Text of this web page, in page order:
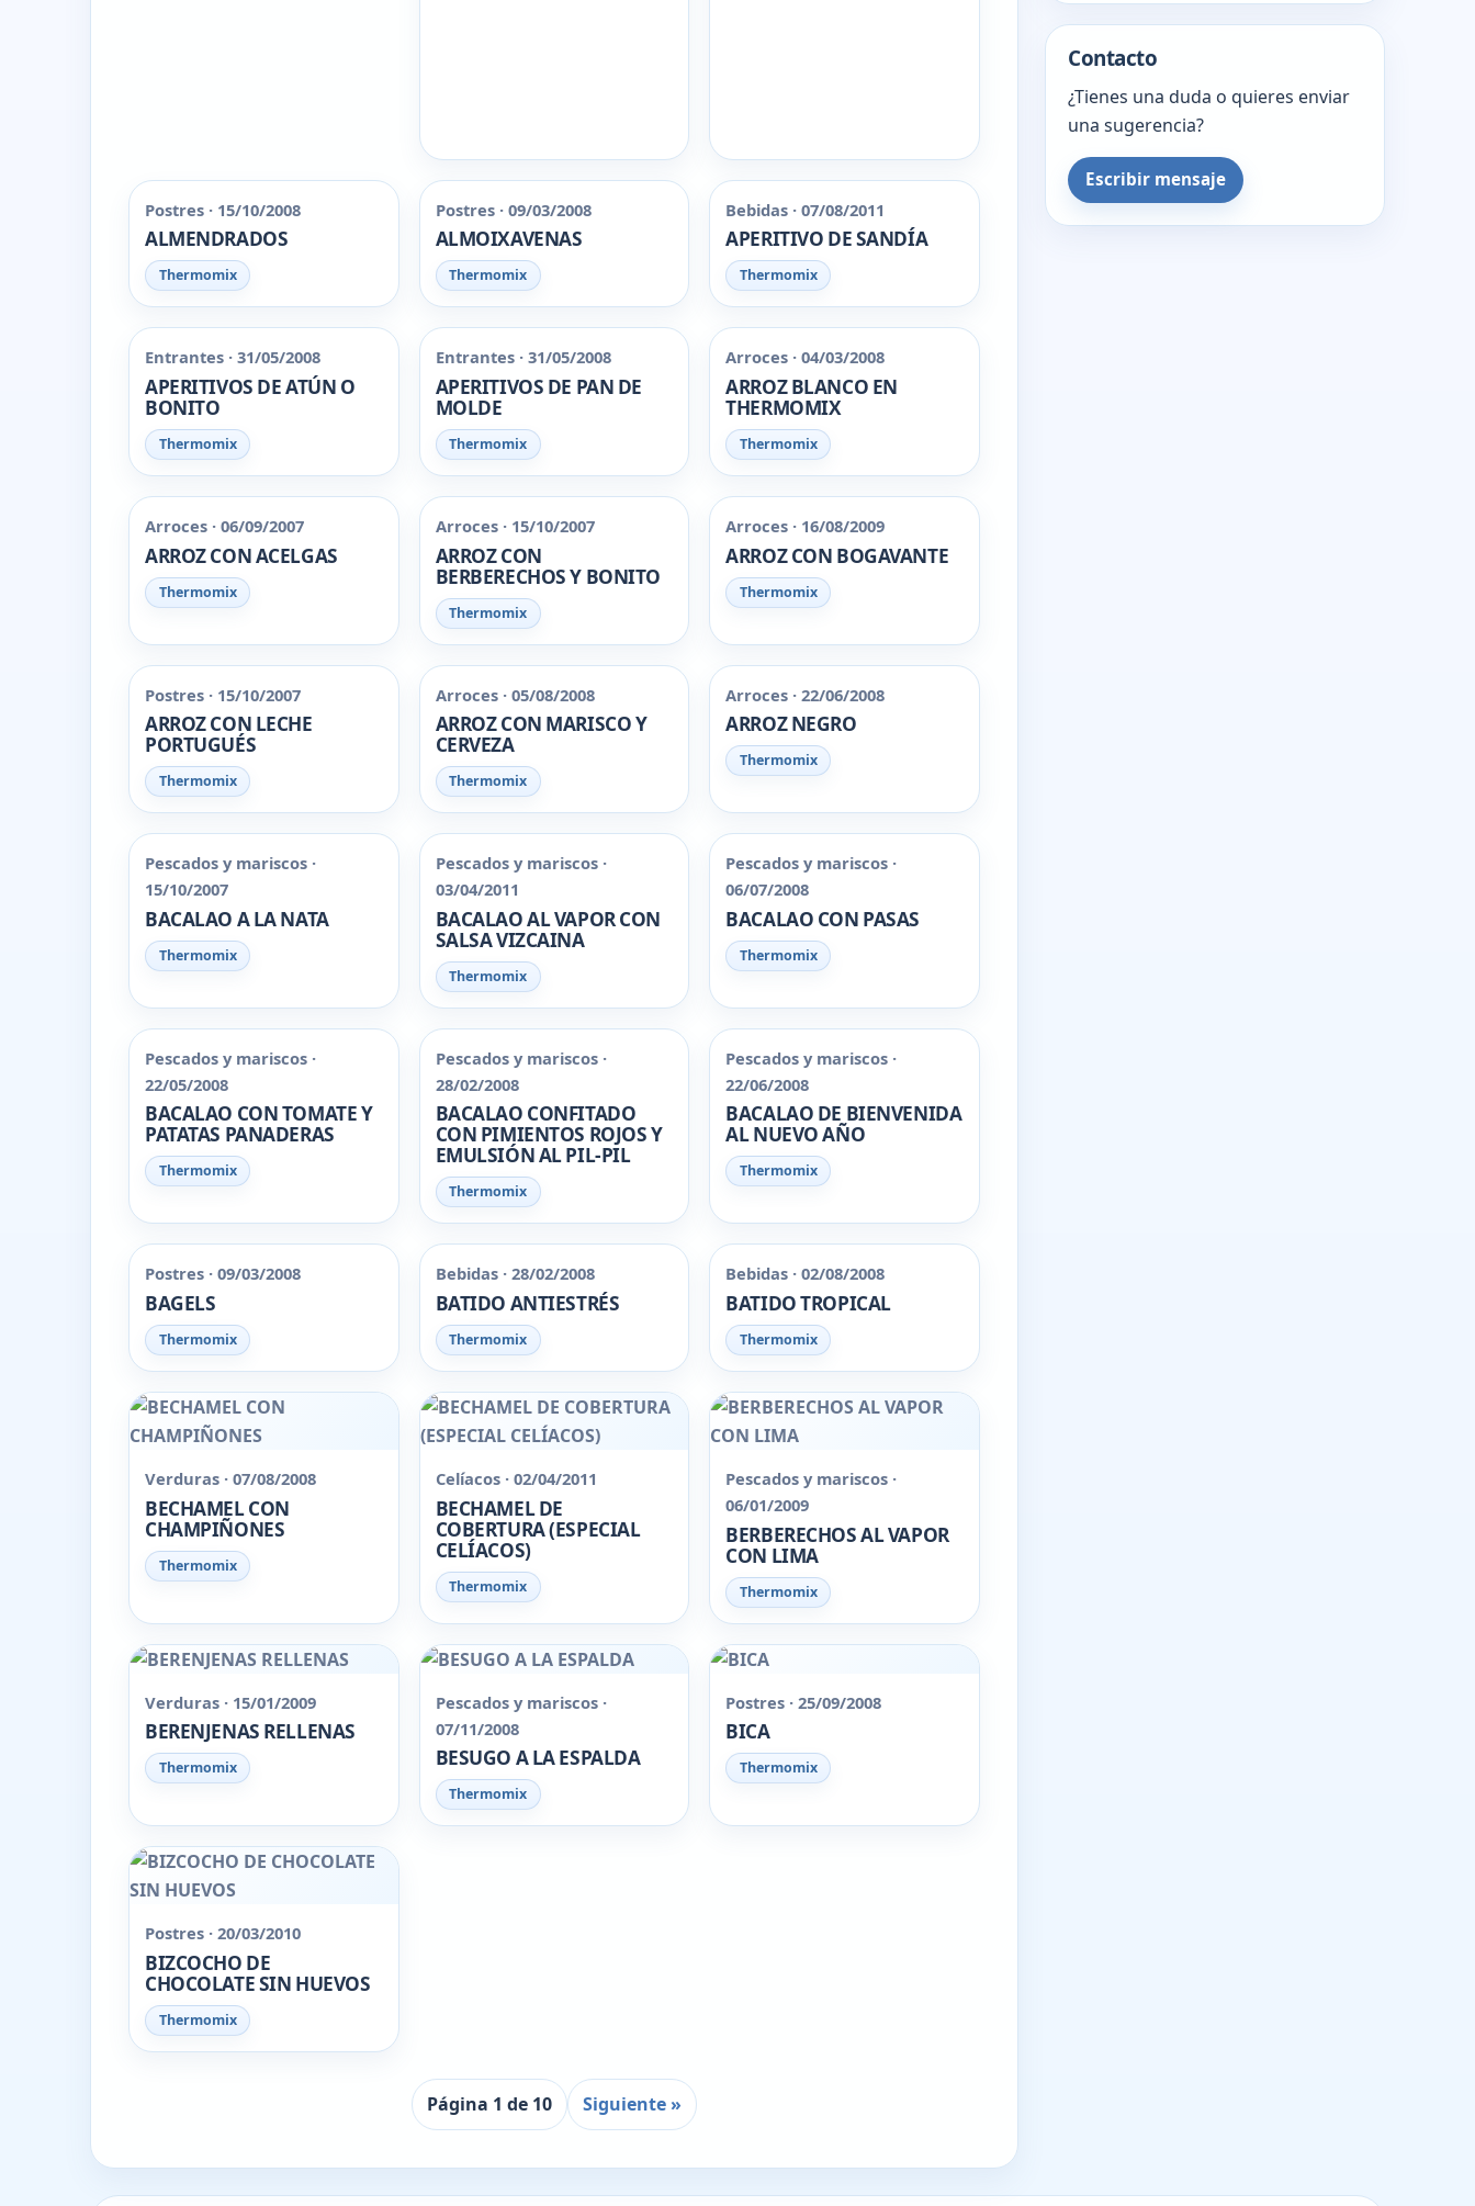
Postres · 15/10/2008
ALMENDRADOS
Thermomix
Postres · 09/03/2008
ALMOIXAVENAS
Thermomix
Bebidas · 07/08/2011
APERITIVO DE SANDÍA
Thermomix
Entrantes · 31/05/2008
APERITIVOS DE ATÚN O
BONITO
Thermomix
Entrantes · 31/05/2008
APERITIVOS DE PAN DE
MOLDE
Thermomix
Arroces · 04/03/2008
ARROZ BLANCO EN
THERMOMIX
Thermomix
Arroces · 06/09/2007
ARROZ CON ACELGAS
Thermomix
Arroces · 15/10/2007
ARROZ CON
BERBERECHOS Y BONITO
Thermomix
Arroces · 16/08/2009
ARROZ CON BOGAVANTE
Thermomix
Postres · 15/10/2007
ARROZ CON LECHE
PORTUGUÉS
Thermomix
Arroces · 05/08/2008
ARROZ CON MARISCO Y
CERVEZA
Thermomix
Arroces · 22/06/2008
ARROZ NEGRO
Thermomix
Pescados y mariscos ·
15/10/2007
BACALAO A LA NATA
Thermomix
Pescados y mariscos ·
03/04/2011
BACALAO AL VAPOR CON
SALSA VIZCAINA
Thermomix
Pescados y mariscos ·
06/07/2008
BACALAO CON PASAS
Thermomix
Pescados y mariscos ·
22/05/2008
BACALAO CON TOMATE Y
PATATAS PANADERAS
Thermomix
Pescados y mariscos ·
28/02/2008
BACALAO CONFITADO
CON PIMIENTOS ROJOS Y
EMULSIÓN AL PIL-PIL
Thermomix
Pescados y mariscos ·
22/06/2008
BACALAO DE BIENVENIDA
AL NUEVO AÑO
Thermomix
Postres · 09/03/2008
BAGELS
Thermomix
Bebidas · 28/02/2008
BATIDO ANTIESTRÉS
Thermomix
Bebidas · 02/08/2008
BATIDO TROPICAL
Thermomix
Verduras · 07/08/2008
BECHAMEL CON
CHAMPIÑONES
Thermomix
Celíacos · 02/04/2011
BECHAMEL DE
COBERTURA (ESPECIAL
CELÍACOS)
Thermomix
Pescados y mariscos ·
06/01/2009
BERBERECHOS AL VAPOR
CON LIMA
Thermomix
Verduras · 15/01/2009
BERENJENAS RELLENAS
Thermomix
Pescados y mariscos ·
07/11/2008
BESUGO A LA ESPALDA
Thermomix
Postres · 25/09/2008
BICA
Thermomix
Postres · 20/03/2010
BIZCOCHO DE
CHOCOLATE SIN HUEVOS
Thermomix
Página 1 de 10 Siguiente »
Contacto
¿Tienes una duda o quieres enviar
una sugerencia?
Escribir mensaje